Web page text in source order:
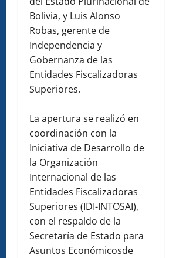
Bolivia, y Luis Alonso
Robas, gerente de
Independencia y
Gobernanza de las
Entidades Fiscalizadoras
Superiores.
La apertura se realizó en
coordinación con la
Iniciativa de Desarrollo de
la Organización
Internacional de las
Entidades Fiscalizadoras
Superiores (IDI-INTOSAI),
con el respaldo de la
Secretaría de Estado para
Asuntos Económicosde